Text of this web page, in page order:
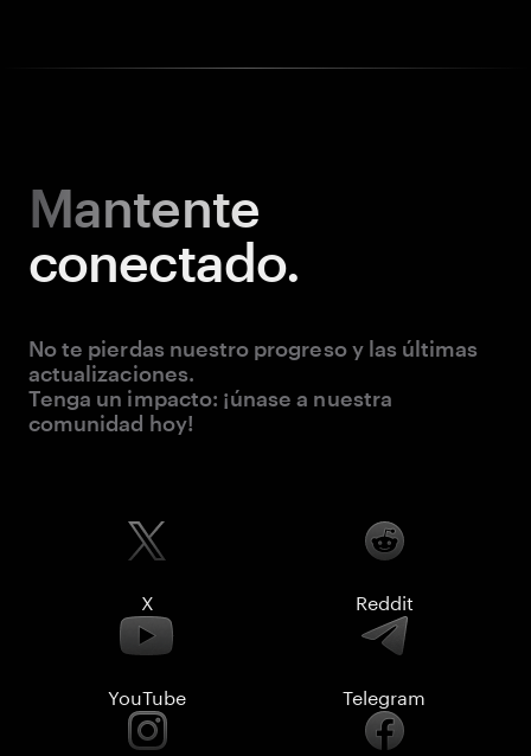
Mantente
conectado.
No te pierdas nuestro progreso y las últimas
actualizaciones.
Tenga un impacto: ¡únase a nuestra
comunidad hoy!
X Reddit
YouTube Telegram